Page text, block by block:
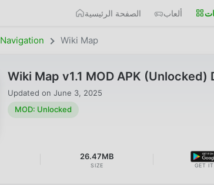
الصفحة الرئيسية ألعاب
Navigation Wiki Map
Wiki Map v1.1 MOD APK (Unlocked)
Updated on June 3, 2025
MOD: Unlocked
26.47MB
SIZE GET